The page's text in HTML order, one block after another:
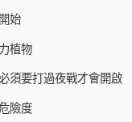
始
植物
須要打過夜戰才會開啟
險度